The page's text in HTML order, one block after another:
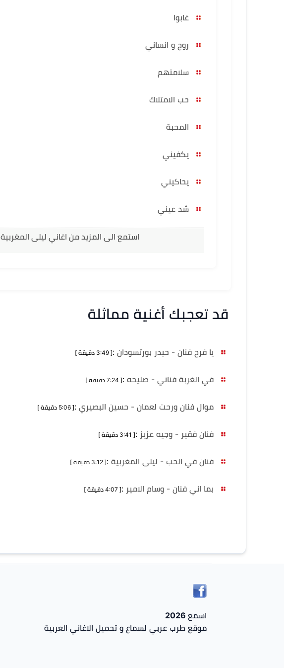
غابوا
روح و انساني
سلامتهم
حب الامتلاك
المحبة
يكفيني
يحاكيني
شد عيني
استمع الى المزيد من اغاني ليلى المغربية
قد تعجبك أغنية مماثلة
يا فرح فنان - حيدر بورتسودان :[ 3:49 دقيقة ]
في الغربة فناني - صليحه :[ 7:24 دقيقة ]
موال فنان ورحت لعمان - حسين البصيري :[ 5:06 دقيقة ]
فنان فقير - وجيه عزيز :[ 3:41 دقيقة ]
فنان في الحب - ليلى المغربية :[ 3:12 دقيقة ]
بما اني فنان - وسام الامير :[ 4:07 دقيقة ]
اسمع 2026
موقع طرب عربي لسماع و تحميل الاغاني العربية